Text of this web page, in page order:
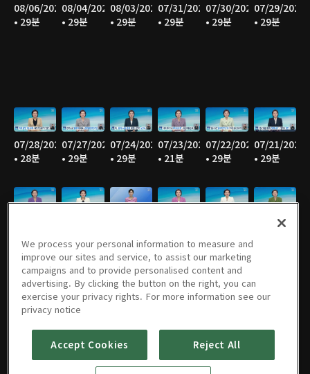
08/06/2026
• 29분
08/04/2026
• 29분
08/03/2026
• 29분
07/31/2026
• 29분
07/30/2026
• 29분
07/29/2026
• 29분
07/28/2026
• 28분
07/27/2026
• 29분
07/24/2026
• 29분
07/23/2026
• 21분
07/22/2026
• 29분
07/21/2026
• 29분
• 29분
• 29분
07/13/2026
07/10/2026
• 29분
07/09/2026
• 28분
07/08/202607/07/202607/06/202607/03/2026
We process your personal information to measure and
improve our sites and service, to assist our marketing
campaigns and to provide personalised content and
advertising. By clicking the button on the right, you can
exercise your privacy rights. For more information see our
privacy notice
Accept Cookies Reject All